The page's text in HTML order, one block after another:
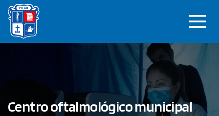
Saltar
contenido
Centro oftalmológico municipal